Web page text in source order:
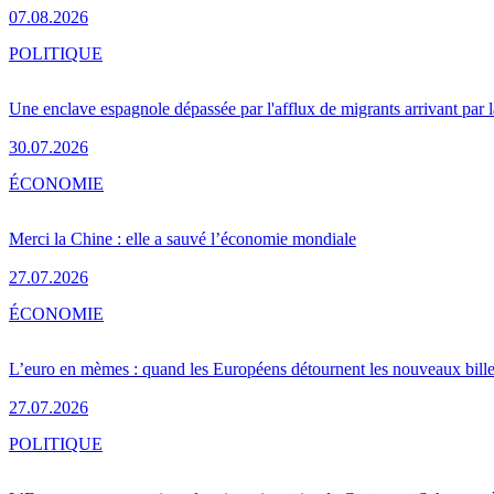
07.08.2026
Une enclave espagnole dépassée par l'afflux de migrants arrivant par
30.07.2026
POLITIQUE
Merci la Chine : elle a sauvé l’économie mondiale
27.07.2026
ÉCONOMIE
L’euro en mèmes : quand les Européens détournent les nouveaux
27.07.2026
ÉCONOMIE
POLITIQUE